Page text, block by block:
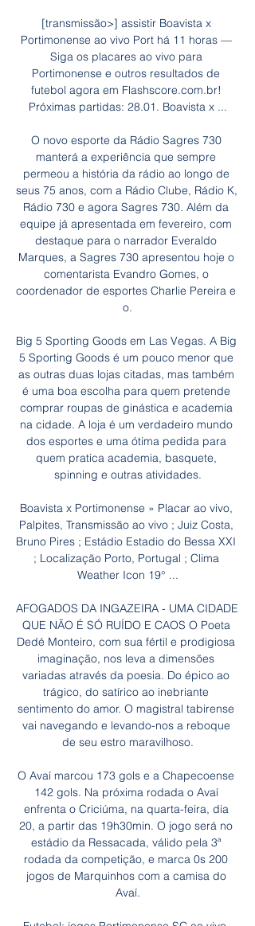
[transmissão>] assistir Boavista x
Portimonense ao vivo Port há 11 horas —
Siga os placares ao vivo para
Portimonense e outros resultados de
futebol agora em Flashscore.com.br!
Próximas partidas: 28.01. Boavista x ...
O novo esporte da Rádio Sagres 730
manterá a experiência que sempre
permeou a história da rádio ao longo de
seus 75 anos, com a Rádio Clube, Rádio K,
Rádio 730 e agora Sagres 730. Além da
equipe já apresentada em fevereiro, com
destaque para o narrador Everaldo
Marques, a Sagres 730 apresentou hoje o
comentarista Evandro Gomes, o
coordenador de esportes Charlie Pereira e
o.
Big 5 Sporting Goods em Las Vegas. A Big
5 Sporting Goods é um pouco menor que
as outras duas lojas citadas, mas também
é uma boa escolha para quem pretende
comprar roupas de ginástica e academia
na cidade. A loja é um verdadeiro mundo
dos esportes e uma ótima pedida para
quem pratica academia, basquete,
spinning e outras atividades.
Boavista x Portimonense » Placar ao vivo,
Palpites, Transmissão ao vivo ; Juiz Costa,
Bruno Pires ; Estádio Estadio do Bessa XXI
; Localização Porto, Portugal ; Clima
Weather Icon 19° ...
AFOGADOS DA INGAZEIRA - UMA CIDADE
QUE NÃO É SÓ RUÍDO E CAOS O Poeta
Dedé Monteiro, com sua fértil e prodigiosa
imaginação, nos leva a dimensões
variadas através da poesia. Do épico ao
trágico, do satírico ao inebriante
sentimento do amor. O magistral tabirense
vai navegando e levando-nos a reboque
de seu estro maravilhoso.
O Avaí marcou 173 gols e a Chapecoense
142 gols. Na próxima rodada o Avaí
enfrenta o Criciúma, na quarta-feira, dia
20, a partir das 19h30min. O jogo será no
estádio da Ressacada, válido pela 3ª
rodada da competição, e marca 0s 200
jogos de Marquinhos com a camisa do
Avaí.